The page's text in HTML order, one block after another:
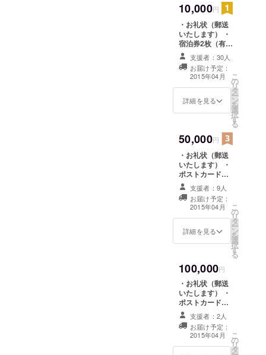
ウスに自筆のよ
るプレートを作
成し、差し替え
いたします。
10,000円
・お礼状（郵送
いたします） ・
宿泊券2枚（有効
期限2015年4月
から2016年5月
末まで） ・ポス
トカード（郵送
いたします） ・
進行状況報告を
とゲストハウス
内に記載、2015
年4月から1年
間） ※来店時に
ゲストハウスに
自筆のよるプ
レートを作成
し、差し替えい
たします。
支援者：30人
お届け予定：
2015年04月
詳細を見る
こ
の
リ
タ
ー
ン
を
選
択
す
る
50,000円
・お礼状（郵送
いたします） ・
ポストカード
（郵送いたしま
す） ・進行状況
報告をメールで
お知らせ ・名前
入れ（ホーム
ページとゲスト
店時にゲストハ
ウスに自筆のよ
るプレートを作
成し、差し替え
いたします。 ・
オープニングサ
マーパーティご
招待券 ・防府を
好きになっても
支援者：9人
お届け予定：
2015年04月
詳細を見る
こ
の
リ
タ
ー
ン
を
選
択
す
る
100,000円
・お礼状（郵送
いたします） ・
ポストカード
（郵送いたしま
す） ・進行状況
報告をメールで
お知らせ ・名前
入れ（ホーム
支援者：2人
お届け予定：
2015年04月
こ
の
リ
タ